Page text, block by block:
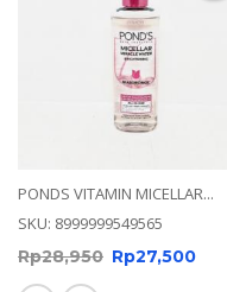
PONDS VITAMIN MICELLAR...
SKU: 8999999549565
Rp28,950 Rp27,500